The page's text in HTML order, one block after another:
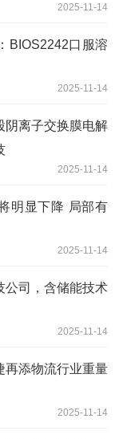
2025-11-14
BIOS2242口服溶
2025-11-14
阴离子交换膜电解
2025-11-14
明显下降 局部有
2025-11-14
公司，含储能技术
2025-11-14
再添物流行业重量
2025-11-14